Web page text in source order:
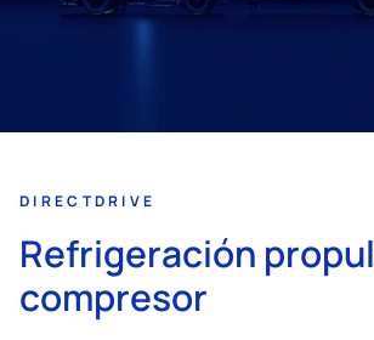
DIRECTDRIVE
Refrigeración
compresor